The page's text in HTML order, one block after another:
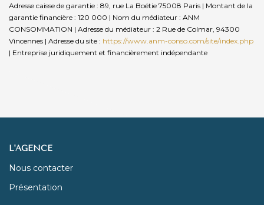
Adresse caisse de garantie : 89, rue La Boétie 75008 Paris | Montant de la
garantie financière : 120 000 | Nom du médiateur : ANM
CONSOMMATION | Adresse du médiateur : 2 Rue de Colmar, 94300
Vincennes | Adresse du site : https://www.anm-conso.com/site/index.php
| Entreprise juridiquement et financièrement indépendante
L'AGENCE
Nous contacter
Présentation